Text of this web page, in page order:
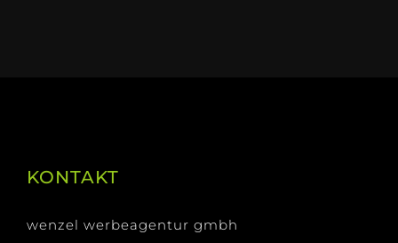
KONTAKT
wenzel werbeagentur gmbh